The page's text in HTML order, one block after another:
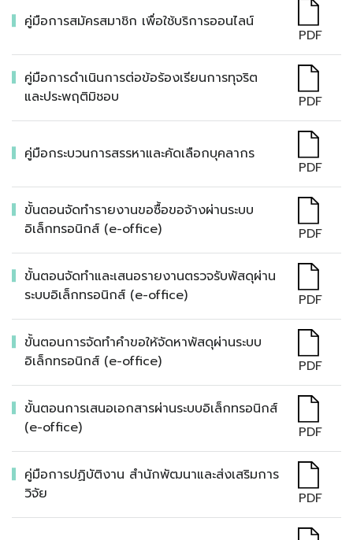
คู่มือการสมัครสมาชิก เพื่อใช้บริการออนไลน์
PDF
คู่มือการดำเนินการต่อข้อร้องเรียนการทุจริต
และประพฤติมิชอบ
PDF
คู่มือกระบวนการสรรหาและคัดเลือกบุคลากร
PDF
ขั้นตอนจัดทำรายงานขอซื้อขอจ้างผ่านระบบ
อิเล็กทรอนิกส์ (e-office)
PDF
ขั้นตอนจัดทำและเสนอรายงานตรวจรับพัสดุผ่าน
ระบบอิเล็กทรอนิกส์ (e-office)
PDF
ขั้นตอนการจัดทำคำขอให้จัดหาพัสดุผ่านระบบ
อิเล็กทรอนิกส์ (e-office)
PDF
ขั้นตอนการเสนอเอกสารผ่านระบบอิเล็กทรอนิกส์
(e-office)
PDF
คู่มือการปฏิบัติงาน สำนักพัฒนาและส่งเสริมการ
วิจัย
PDF